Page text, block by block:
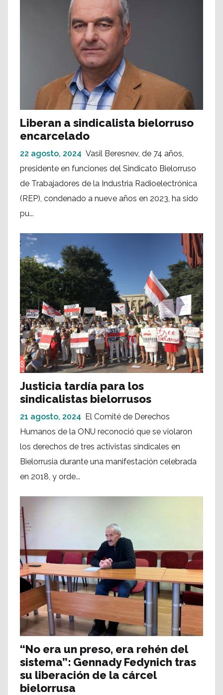
Liberan a sindicalista bielorruso
encarcelado
22 agosto, 2024 Vasil Beresnev, de 74 años,
presidente en funciones del Sindicato Bielorruso
de Trabajadores de la Industria Radioelectrónica
(REP), condenado a nueve años en 2023, ha sido
pu...
Justicia tardía para los
sindicalistas bielorrusos
21 agosto, 2024 El Comité de Derechos
Humanos de la ONU reconoció que se violaron
los derechos de tres activistas sindicales en
Bielorrusia durante una manifestación celebrada
en 2018, y orde...
“No era un preso, era rehén del
sistema”: Gennady Fedynich tras
su liberación de la cárcel
bielorrusa